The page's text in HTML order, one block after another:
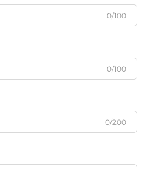
0/100
0/100
0/200